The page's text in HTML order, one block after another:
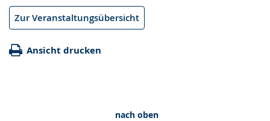
Zur Veranstaltungsübersicht
Ansicht drucken
nach oben